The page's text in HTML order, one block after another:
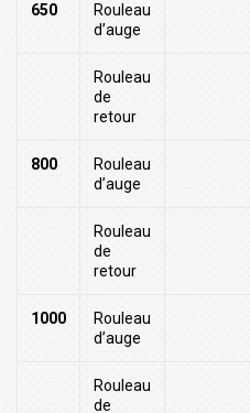
650
Rouleau
d’auge
Rouleau
de
retour
800
Rouleau
d’auge
Rouleau
de
retour
1000
Rouleau
d’auge
Rouleau
de